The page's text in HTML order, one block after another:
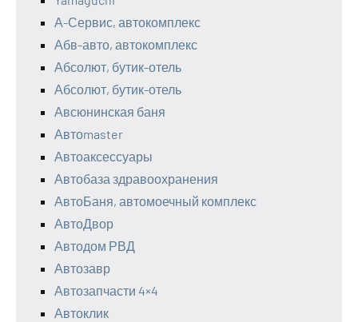
А-Сервис, автокомплекс
Абв-авто, автокомплекс
Абсолют, бутик-отель
Абсолют, бутик-отель
Авсюнинская баня
Автоmaster
Автоаксессуары
Автобаза здравоохранения
АвтоБаня, автомоечный комплекс
АвтоДвор
Автодом РВД
Автозавр
Автозапчасти 4×4
Автоклик